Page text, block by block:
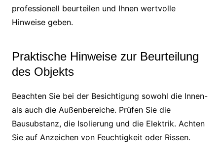
professionell beurteilen und Ihnen wertvolle
Hinweise geben.
Praktische Hinweise zur Beurteilung
des Objekts
Beachten Sie bei der Besichtigung sowohl die Innen-
als auch die Außenbereiche. Prüfen Sie die
Bausubstanz, die Isolierung und die Elektrik. Achten
Sie auf Anzeichen von Feuchtigkeit oder Rissen.